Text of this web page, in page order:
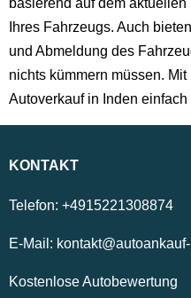
basierend auf dem
Ihres Fahrzeugs. Auch
und Abmeldung des
nichts kümmern müssen.
Autoverkauf in Inden einfach
KONTAKT
Telefon: +4915221308874
E-Mail:
Kostenlose Autobewertung